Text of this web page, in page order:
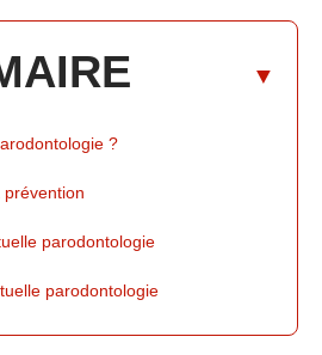
?
prévention
parodontologie
parodontologie